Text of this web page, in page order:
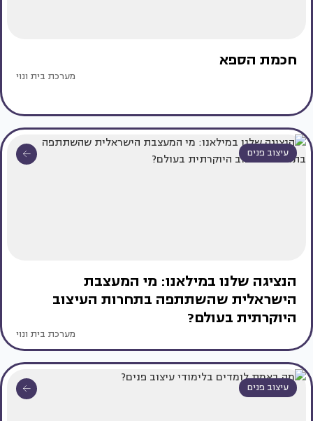
חכמת הספא
מערכת בית ונוי
עיצוב פנים
הנציגה שלנו במילאנו: מי המעצבת
הישראלית שהשתתפה בתחרות העיצוב
היוקרתית בעולם?
מערכת בית ונוי
עיצוב פנים